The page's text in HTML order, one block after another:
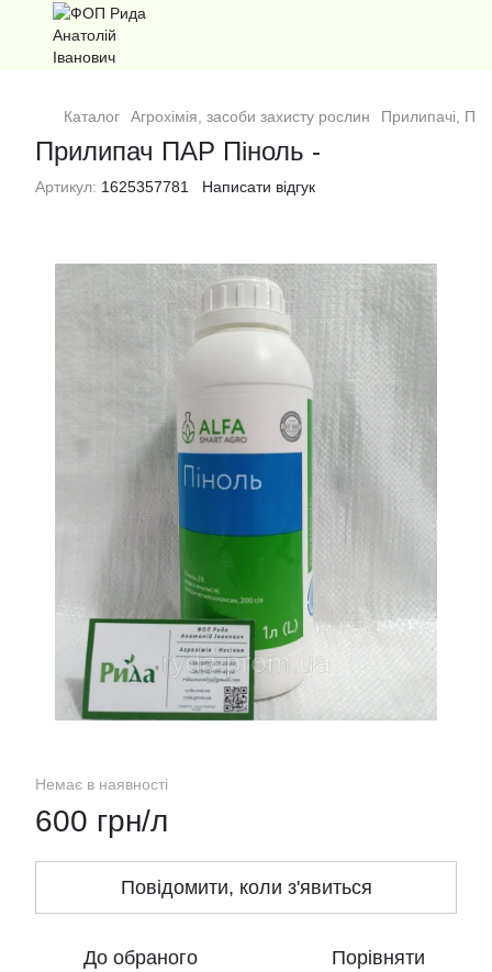
Каталог Агрохімія, засоби захисту рослин Прилипачі,
Прилипач ПАР Піноль -
Артикул: 1625357781 Написати відгук
Немає в наявності
600 грн/л
Повідомити, коли з'явиться
До обраного Порівняти